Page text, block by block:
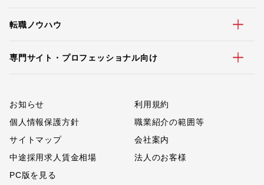
転職ノウハウ
専門サイト・プロフェッショナル向け
お知らせ
利用規約
個人情報保護方針
職業紹介の範囲等
サイトマップ
会社案内
中途採用求人賃金相場
法人のお客様
PC版を見る